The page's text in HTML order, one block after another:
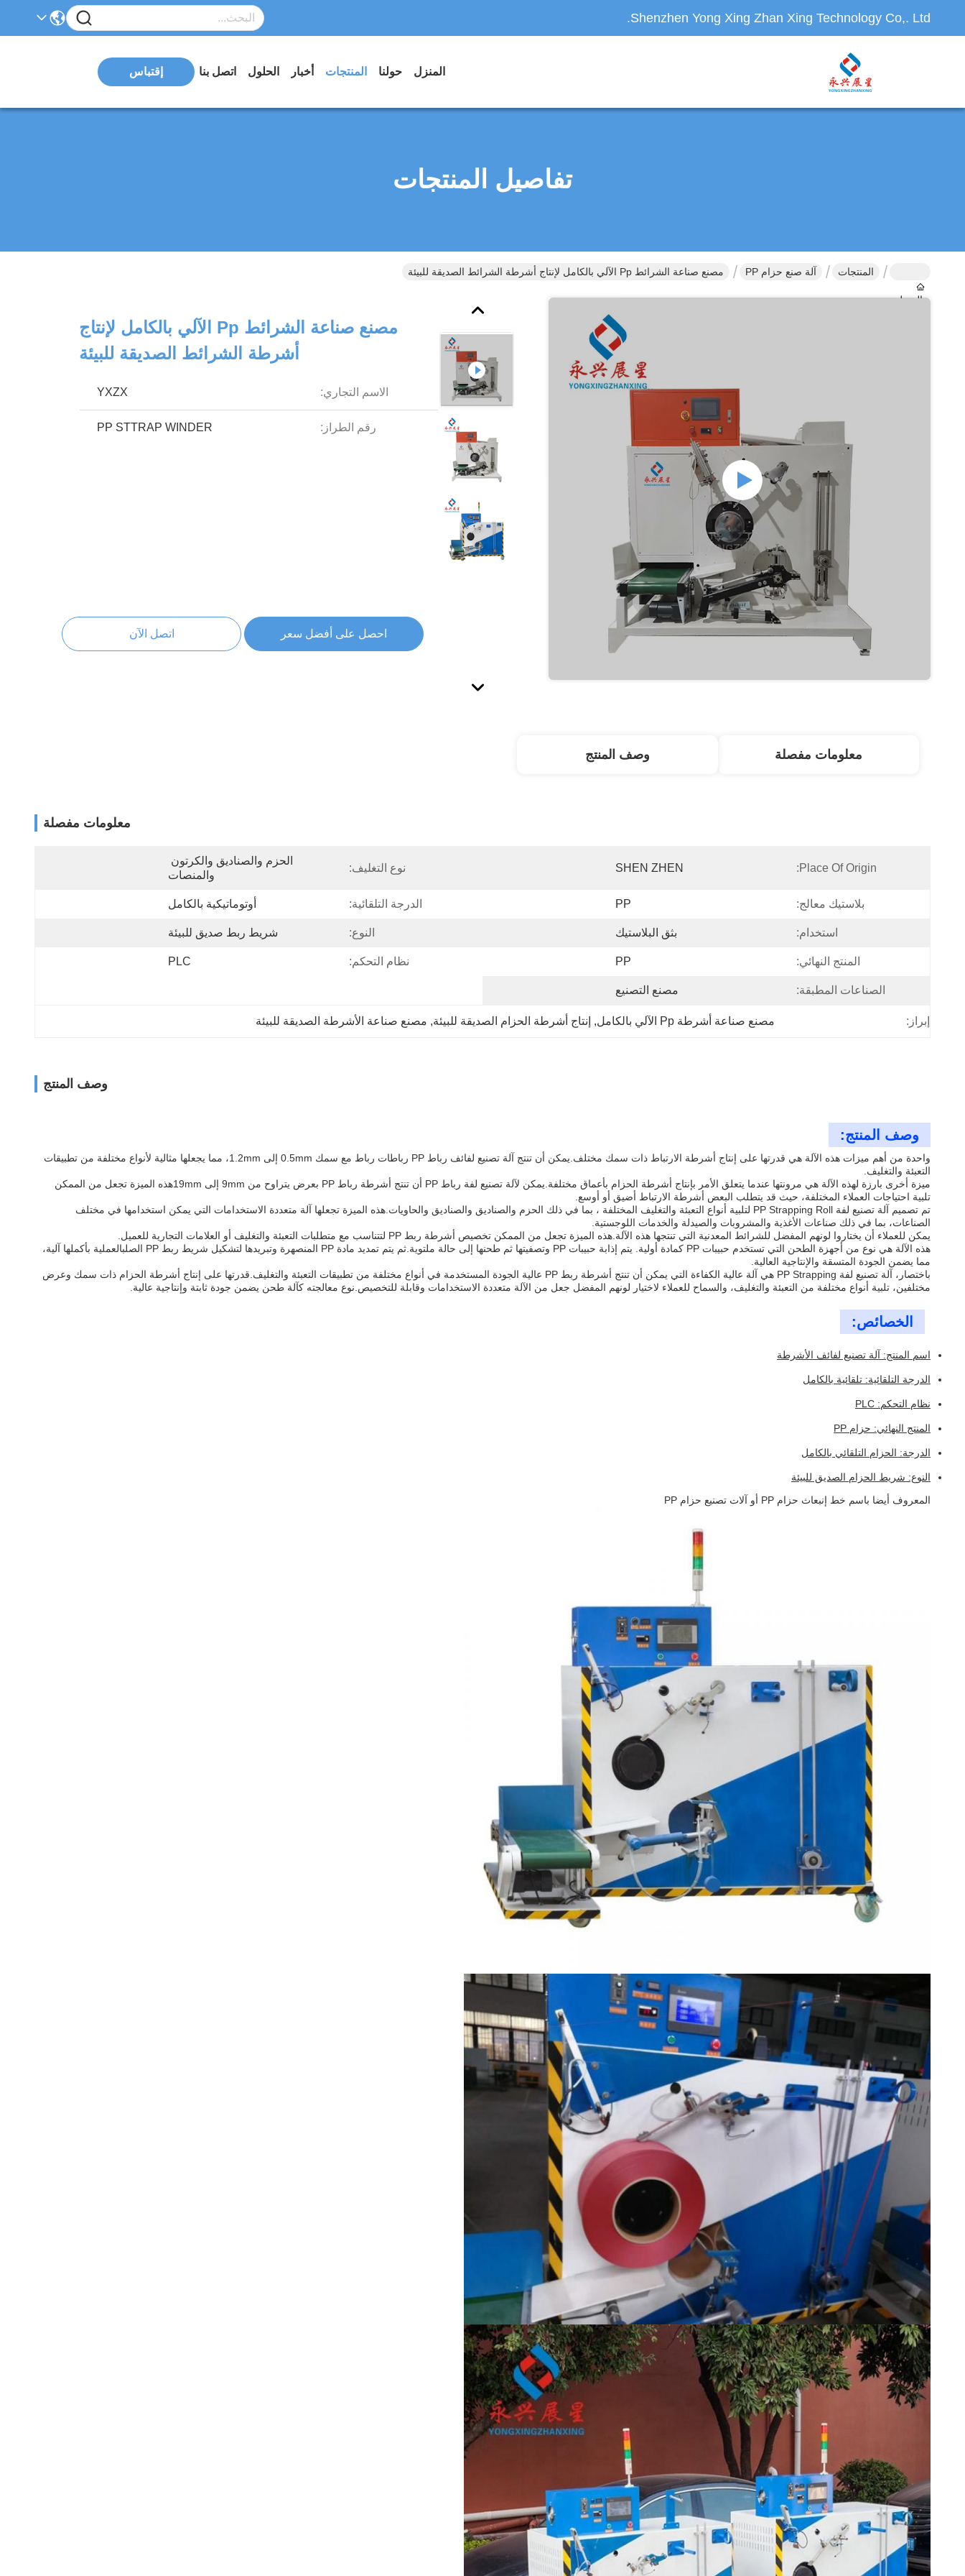
Shenzhen Yong Xing Zhan Xing Technology Co,. Ltd.
المنزل حولنا المنتجات أخبار الحلول اتصل بنا إقتباس
تفاصيل المنتجات
المنزل
المنتجات آلة صنع حزام PP مصنع صناعة الشرائط Pp الآلي بالكامل لإنتاج أشرطة الشرائط الصديقة للبيئة
مصنع صناعة الشرائط Pp الآلي بالكامل لإنتاج
أشرطة الشرائط الصديقة للبيئة
الاسم التجاري: YXZX
رقم الطراز: PP STTRAP WINDER
احصل على أفضل سعر اتصل الآن
معلومات مفصلة وصف المنتج
معلومات مفصلة
Place Of Origin:
SHEN ZHEN نوع التغليف:
والمنصات
بلاستيك معالج: PP الدرجة التلقائية: أوتوماتيكية بالكامل
استخدام: بثق البلاستيك النوع: شريط ربط صديق للبيئة
المنتج النهائي: PP نظام التحكم: PLC
الصناعات المطبقة: مصنع التصنيع
إبراز: مصنع صناعة أشرطة Pp الآلي بالكامل , إنتاج أشرطة الحزام الصديقة للبيئة, مصنع صناعة الأشرطة الصديقة للبيئة
وصف المنتج
وصف المنتج:
واحدة من أهم ميزات هذه الآلة هي قدرتها على إنتاج أشرطة الارتباط ذات سمك مختلف.يمكن أن تنتج آلة تصنيع لفائف رباط PP رباطات رباط مع سمك 0.5mm إلى 1.2mm، مما يجعلها مثالية لأنواع مختلفة من تطبيقات
التعبئة والتغليف.
ميزة أخرى بارزة لهذه الآلة هي مرونتها عندما يتعلق الأمر بإنتاج أشرطة الحزام بأعماق مختلفة.يمكن لآلة تصنيع لفة رباط PP أن تنتج أشرطة رباط PP بعرض يتراوح من 9mm إلى 19mmهذه الميزة تجعل من الممكن
تلبية احتياجات العملاء المختلفة، حيث قد يتطلب البعض أشرطة الارتباط أضيق أو أوسع.
تم تصميم آلة تصنيع لفة PP Strapping Roll لتلبية أنواع التعبئة والتغليف المختلفة ، بما في ذلك الحزم والصناديق والصناديق والحاويات.هذه الميزة تجعلها آلة متعددة الاستخدامات التي يمكن استخدامها في مختلف
الصناعات، بما في ذلك صناعات الأغذية والمشروبات والصيدلة والخدمات اللوجستية.
يمكن للعملاء أن يختاروا لونهم المفضل للشرائط المعدنية التي تنتجها هذه الآلة.هذه الميزة تجعل من الممكن تخصيص أشرطة ربط PP لتتناسب مع متطلبات التعبئة والتغليف أو العلامات التجارية للعميل.
هذه الآلة هي نوع من أجهزة الطحن التي تستخدم حبيبات PP كمادة أولية. يتم إذابة حبيبات PP وتصفيتها ثم طحنها إلى حالة ملتوية.ثم يتم تمديد مادة PP المنصهرة وتبريدها لتشكيل شريط ربط PP الصلبالعملية بأكملها آلية،
مما يضمن الجودة المتسقة والإنتاجية العالية.
باختصار، آلة تصنيع لفة PP Strapping هي آلة عالية الكفاءة التي يمكن أن تنتج أشرطة ربط PP عالية الجودة المستخدمة في أنواع مختلفة من تطبيقات التعبئة والتغليف.قدرتها على إنتاج أشرطة الحزام ذات سمك وعرض
مختلفين، تلبية أنواع مختلفة من التعبئة والتغليف، والسماح للعملاء لاختيار لونهم المفضل جعل من الآلة متعددة الاستخدامات وقابلة للتخصيص.نوع معالجته كآلة طحن يضمن جودة ثابتة وإنتاجية عالية.
الخصائص:
اسم المنتج: آلة تصنيع لفائف الأشرطة
الدرجة التلقائية: تلقائية بالكامل
نظام التحكم: PLC
المنتج النهائي: حزام PP
الدرجة: الحزام التلقائي بالكامل
النوع: شريط الحزام الصديق للبيئة
المعروف أيضا باسم خط إنبعاث حزام PP أو آلات تصنيع حزام PP